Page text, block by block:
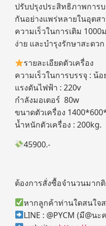
ปรับปรุงประสิทธิภาพการ
กันอย่างแพร่หลายในอุตส
ความเร็วในการเติม
ง่าย และบำรุงรักษาสะดวก
รายละเอียดตัวเครื่อง
ความเร็วในการบรรจุ : น้
แรงดันไฟฟ้า : 220v
กำลังมอเตอร์ 80w
ขนาดตัวเครื่อง
น้ำหนักตัวเครื่อง : 200kg.
45900.-
ต้องการสั่งซื้อจำนวนมาก
หากลูกค้าท่านใดสนใจ
LINE : @PYCM (มี@นะ